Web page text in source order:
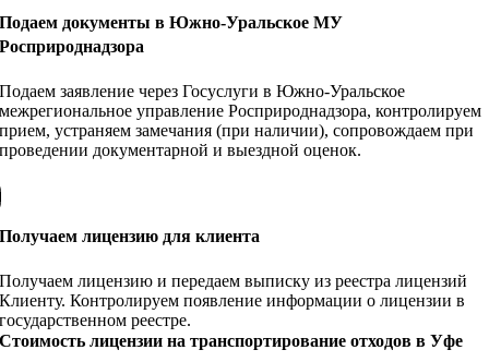
Подаем документы в Южно-Уральское МУ
Росприроднадзора
Подаем заявление через Госуслуги в Южно-Уральское
межрегиональное управление Росприроднадзора, контролируем
прием, устраняем замечания (при наличии), сопровождаем при
проведении документарной и выездной оценок.
Получаем лицензию для клиента
Получаем лицензию и передаем выписку из реестра лицензий
Клиенту. Контролируем появление информации о лицензии в
государственном реестре.
Стоимость лицензии на транспортирование отходов в Уфе